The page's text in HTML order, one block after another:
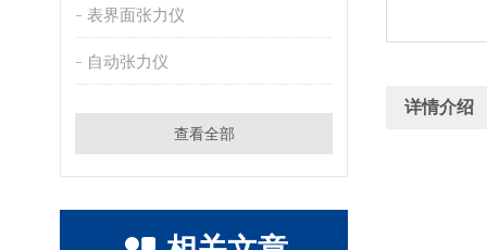
表界面张力仪
自动张力仪
查看全部
详情介绍